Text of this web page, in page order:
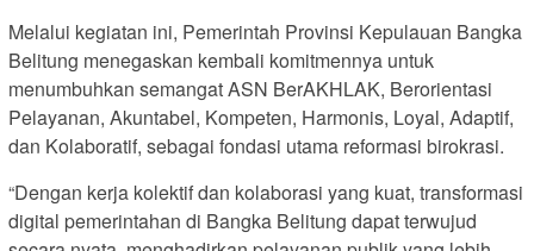
Melalui kegiatan ini, Pemerintah Provinsi Kepulauan Bangka
Belitung menegaskan kembali komitmennya untuk
menumbuhkan semangat ASN BerAKHLAK, Berorientasi
Pelayanan, Akuntabel, Kompeten, Harmonis, Loyal, Adaptif,
dan Kolaboratif, sebagai fondasi utama reformasi birokrasi.
“Dengan kerja kolektif dan kolaborasi yang kuat, transformasi
digital pemerintahan di Bangka Belitung dapat terwujud